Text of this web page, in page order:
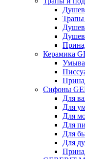
Трапы
Керамика
Сифоны
Для
Для
Для
Для
Для
Для